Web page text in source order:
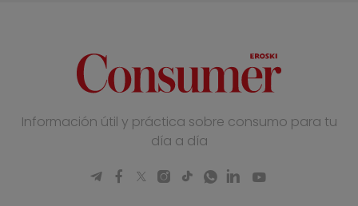
Información útil y práctica sobre consumo para tu
día a día